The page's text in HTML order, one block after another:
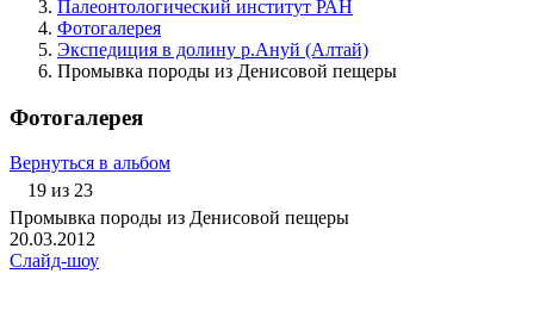
Палеонтологический институт РАН
Фотогалерея
Экспедиция в долину р.Ануй (Алтай)
Промывка породы из Денисовой пещеры
Фотогалерея
Вернуться в альбом
19 из 23
Промывка породы из Денисовой пещеры
20.03.2012
Слайд-шоу